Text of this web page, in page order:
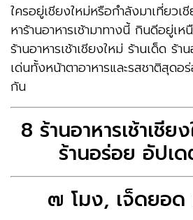
ใครอยู่เชียงใหม่หรือกำลังมาเที่ยว
หาร้านอาหารเช้ามาทางนี้ กินดีอยู่เ
ร้านอาหารเช้าเชียงใหม่ ร้านเด็ด ร้
เด่นทั้งหน้าตาอาหารและรสชาติสุด
กัน
8 ร้านอาหารเช้าเชีย
ร้านอร่อย อัปเ
๗ โมง, เจ็ดยอด